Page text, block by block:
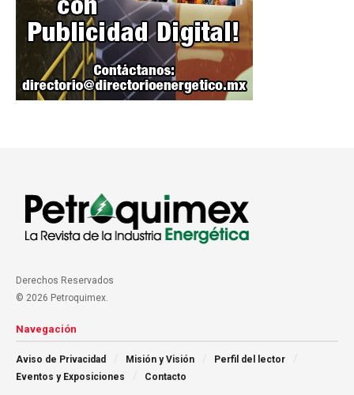
Derechos Reservados
© 2026 Petroquimex.
Navegación
Aviso de Privacidad Misión y Visión
Perfil del lector
Eventos y Exposiciones
Contacto